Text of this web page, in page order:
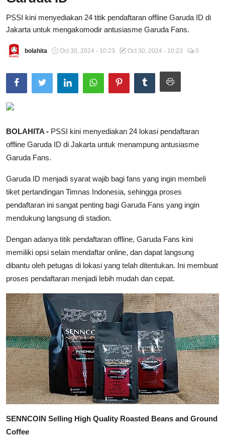
Total Sports
Pedoman Media Siber
PSSI kini menyediakan 24 titik pendaftaran offline Garuda ID di
Jakarta untuk mengakomodir antusiasme Garuda Fans.
bolahita Oct 30, 2024 - 10:23 Oct 30, 2024 - 10:23 0
BOLAHITA - PSSI kini menyediakan 24 lokasi pendaftaran
offline Garuda ID di Jakarta untuk menampung antusiasme
Garuda Fans.
Garuda ID menjadi syarat wajib bagi fans yang ingin membeli
tiket pertandingan Timnas Indonesia, sehingga proses
pendaftaran ini sangat penting bagi Garuda Fans yang ingin
mendukung langsung di stadion.
Dengan adanya titik pendaftaran offline, Garuda Fans kini
memiliki opsi selain mendaftar online, dan dapat langsung
dibantu oleh petugas di lokasi yang telah ditentukan. Ini membuat
proses pendaftaran menjadi lebih mudah dan cepat.
SENNCOIN Selling High Quality Roasted Beans and Ground
Coffee